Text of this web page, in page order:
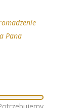
Pana